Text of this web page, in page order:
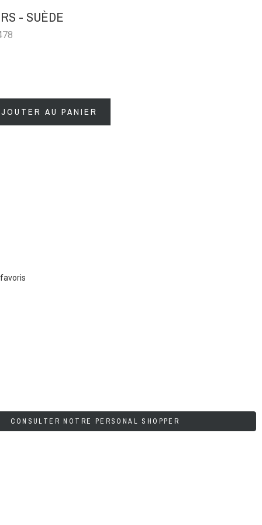
- SUÈDE
AU PANIER
CONSULTER NOTRE PERSONAL SHOPPER